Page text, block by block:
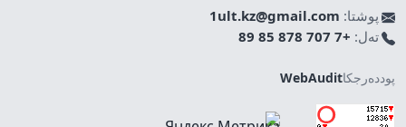
پوشتا: 1ult.kz@gmail.com
تەل: +7 707 878 85 89
پوددەرجكاWebAudit